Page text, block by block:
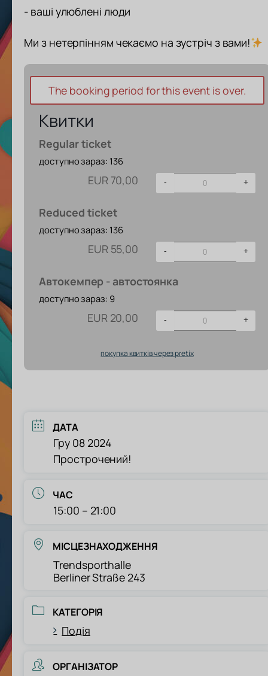
- ваші улюблені люди
Ми з нетерпінням чекаємо на зустріч з вами!
The booking period for this event is over.
Квитки
Regular ticket
доступно зараз: 136
EUR70,00 - +
Reduced ticket
доступно зараз: 136
EUR55,00 - +
Автокемпер - автостоянка
доступно зараз: 9
EUR20,00 - +
покупка квитків через pretix
ДАТА
Гру 08 2024
Прострочений!
ЧАС
15:00 – 21:00
МІСЦЕЗНАХОДЖЕННЯ
Trendsporthalle
Berliner Straße 243
КАТЕГОРІЯ
Подія
ОРГАНІЗАТОР